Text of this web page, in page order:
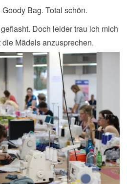
Bag. Total schön.
Doch leider trau ich mich
Mädels anzusprechen.